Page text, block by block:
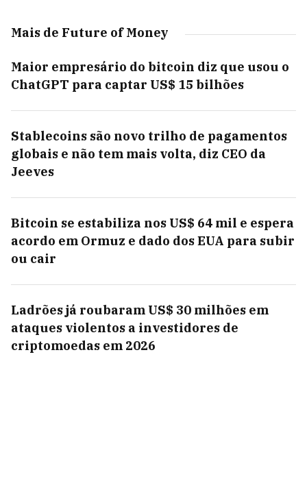
Mais de Future of Money
Maior empresário do bitcoin diz que usou o
ChatGPT para captar US$ 15 bilhões
Stablecoins são novo trilho de pagamentos
globais e não tem mais volta, diz CEO da
Jeeves
Bitcoin se estabiliza nos US$ 64 mil e espera
acordo em Ormuz e dado dos EUA para subir
ou cair
Ladrões já roubaram US$ 30 milhões em
ataques violentos a investidores de
criptomoedas em 2026